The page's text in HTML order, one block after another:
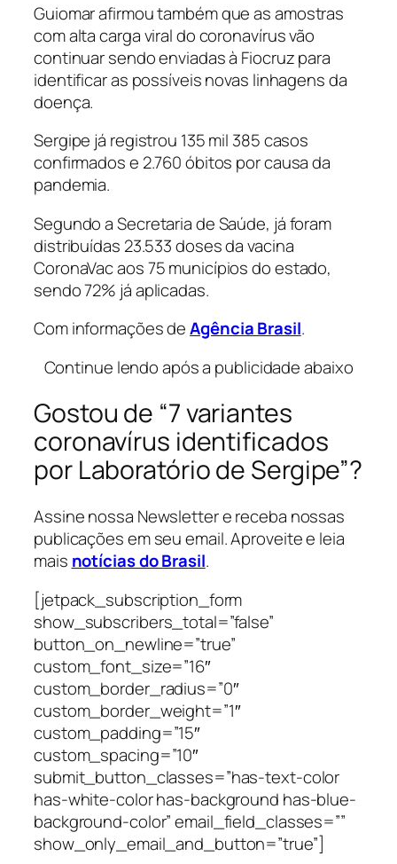
Guiomar afirmou também que as amostras
com alta carga viral do coronavírus vão
continuar sendo enviadas à Fiocruz para
identificar as possíveis novas linhagens da
doença.
Sergipe já registrou 135 mil 385 casos
confirmados e 2.760 óbitos por causa da
pandemia.
Segundo a Secretaria de Saúde, já foram
distribuídas 23.533 doses da vacina
CoronaVac aos 75 municípios do estado,
sendo 72% já aplicadas.
Com informações deAgência Brasil.
Continue lendo após a publicidade abaixo
Gostou de “7 variantes
coronavírus identificados
por Laboratório de Sergipe”?
Assine nossa Newsletter e receba nossas
publicações em seu email. Aproveite e leia
mais notícias do Brasil.
[jetpack_subscription_form
show_subscribers_total=”false”
button_on_newline=”true”
custom_font_size=”16″
custom_border_radius=”0″
custom_border_weight=”1″
custom_padding=”15″
custom_spacing=”10″
submit_button_classes=”has-text-color
has-white-color has-background has-blue-
background-color” email_field_classes=””
show_only_email_and_button=”true”]